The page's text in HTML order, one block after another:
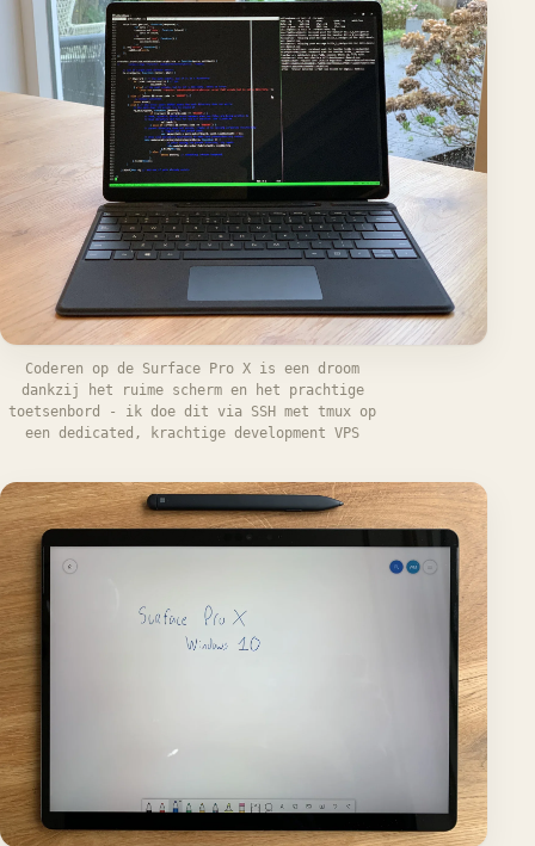
Coderen op de Surface Pro X is een droom
dankzij het ruime scherm en het prachtige
toetsenbord - ik doe dit via SSH met tmux op
een dedicated, krachtige development VPS